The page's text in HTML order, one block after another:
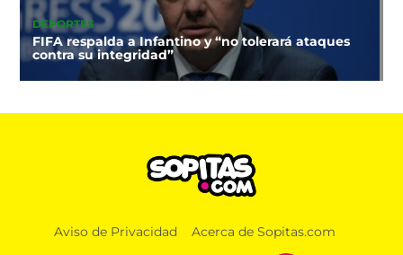
DEPORTES
FIFA respalda a Infantino y “no tolerará ataques
contra su integridad”
Aviso de Privacidad Acerca de Sopitas.com